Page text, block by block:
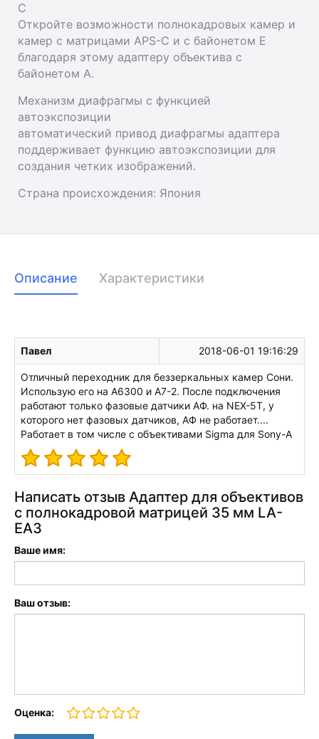
C
Откройте возможности полнокадровых камер и
камер с матрицами APS-C и с байонетом E
благодаря этому адаптеру объектива с
байонетом A.
Механизм диафрагмы с функцией
автоэкспозиции
автоматический привод диафрагмы адаптера
поддерживает функцию автоэкспозиции для
создания четких изображений.
Страна происхождения: Япония
Описание Характеристики
Павел 2018-06-01 19:16:29
Отличный переходник для беззеркальных камер Сони.
Использую его на A6300 и A7-2. После подключения
работают только фазовые датчики АФ. на NEX-5T, у
которого нет фазовых датчиков, АФ не работает....
Работает в том числе с объективами Sigma для Sony-A
Написать отзыв Адаптер для объективов
с полнокадровой матрицей 35 мм LA-
EA3
Ваше имя:
Ваш отзыв:
Оценка: